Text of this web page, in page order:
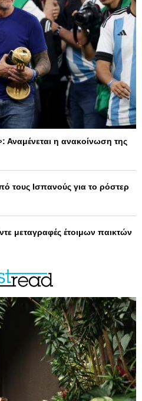
Αναμένεται η ανακοίνωση της
τους Ισπανούς για το ρόστερ
μεταγραφές έτοιμων παικτών